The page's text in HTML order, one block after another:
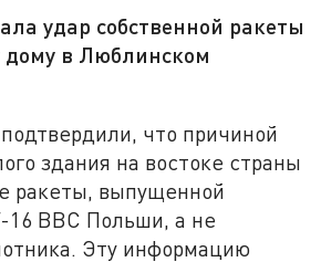
удар собственной ракеты
в Люблинском
что причиной
здания на востоке страны
ракеты, выпущенной
16 ВВС Польши, а не
Эту информацию